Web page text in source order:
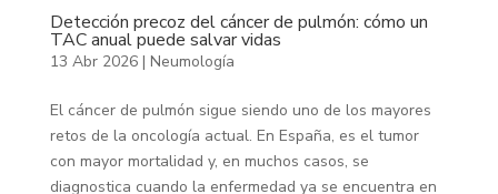
Detección precoz del cáncer de pulmón: cómo un
TAC anual puede salvar vidas
13 Abr 2026| Neumología
El cáncer de pulmón sigue siendo uno de los mayores
retos de la oncología actual. En España, es el tumor
con mayor mortalidad y, en muchos casos, se
diagnostica cuando la enfermedad ya se encuentra en